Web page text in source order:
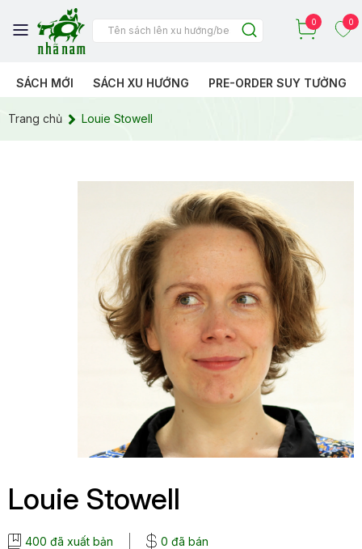
0 0
SÁCH MỚI SÁCH XU HƯỚNG PRE-ORDER SUY TƯỞNG
Trang chủ Louie Stowell
Louie Stowell
400 đã xuất bản 0 đã bán